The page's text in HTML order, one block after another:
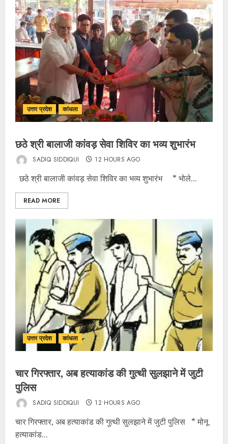
उत्तर प्रदेश कांधला
छठे श्री बालाजी कांवड़ सेवा शिविर का भव्य शुभारंभ
SADIQ SIDDIQUI 12 HOURS AGO
छठे श्री बालाजी कांवड़ सेवा शिविर का भव्य शुभारंभ * भोले...
READ MORE
उत्तर प्रदेश कांधला
चार गिरफ्तार, अब हत्याकांड की गुत्थी सुलझाने में जुटी
पुलिस
SADIQ SIDDIQUI 12 HOURS AGO
चार गिरफ्तार, अब हत्याकांड की गुत्थी सुलझाने में जुटी पुलिस * मोनू
हत्याकांड...